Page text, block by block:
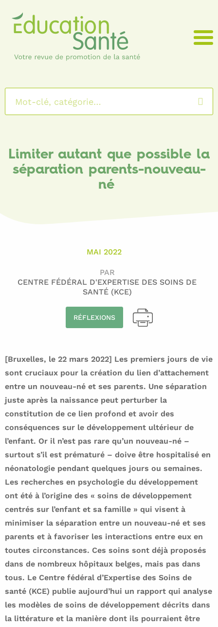
Menu
Limiter autant que possible la
séparation parents-nouveau-
né
MAI 2022
PAR
CENTRE FÉDÉRAL D'EXPERTISE DES SOINS DE
SANTÉ (KCE)
RÉFLEXIONS
[Bruxelles, le 22 mars 2022] Les premiers jours de vie
sont cruciaux pour la création du lien d’attachement
entre un nouveau-né et ses parents. Une séparation
juste après la naissance peut perturber la
constitution de ce lien profond et avoir des
conséquences sur le développement ultérieur de
l’enfant. Or il n’est pas rare qu’un nouveau-né –
surtout s’il est prématuré – doive être hospitalisé en
néonatologie pendant quelques jours ou semaines.
Les recherches en psychologie du développement
ont été à l’origine des « soins de développement
centrés sur l’enfant et sa famille » qui visent à
minimiser la séparation entre un nouveau-né et ses
parents et à favoriser les interactions entre eux en
toutes circonstances. Ces soins sont déjà proposés
dans de nombreux hôpitaux belges, mais pas dans
tous. Le Centre fédéral d’Expertise des Soins de
santé (KCE) publie aujourd’hui un rapport qui analyse
les modèles de soins de développement décrits dans
la littérature et la manière dont ils pourraient être